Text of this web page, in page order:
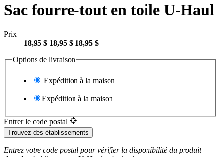
Sac fourre-tout en toile U-Haul
Prix
18,95 $ 18,95 $ 18,95 $
Options de livraison
Expédition à la maison
Expédition à la maison
Entrer le code postal
Trouvez des établissements
Entrez votre code postal pour vérifier la disponibilité du produit